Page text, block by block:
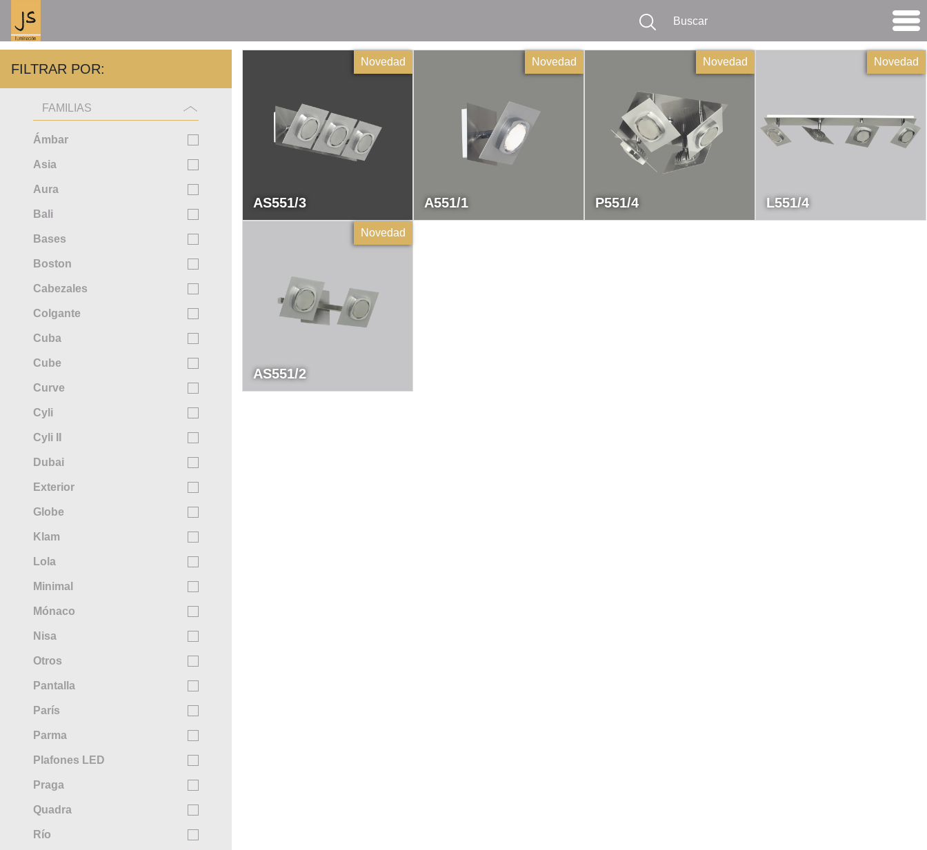
FILTRAR POR:
FAMILIAS
Ámbar
Asia
Aura
Bali
Bases
Boston
Cabezales
Colgante
Cuba
Cube
Curve
Cyli
Cyli II
Dubai
Exterior
Globe
Klam
Lola
Minimal
Mónaco
Nisa
Otros
Pantalla
París
Parma
Plafones LED
Praga
Quadra
Río
AS551/3
Novedad
A551/1
Novedad
P551/4
Novedad
L551/4
Novedad
AS551/2
Novedad